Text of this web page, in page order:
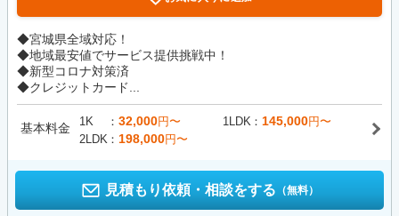
◆宮城県全域対応！
◆地域最安値でサービス提供挑戦中！
◆新型コロナ対策済
◆クレジットカード...
基本料金 1K 32,000円〜 1LDK 145,000円〜
2LDK
198,000円〜
見積もり依頼・相談をする （無料）